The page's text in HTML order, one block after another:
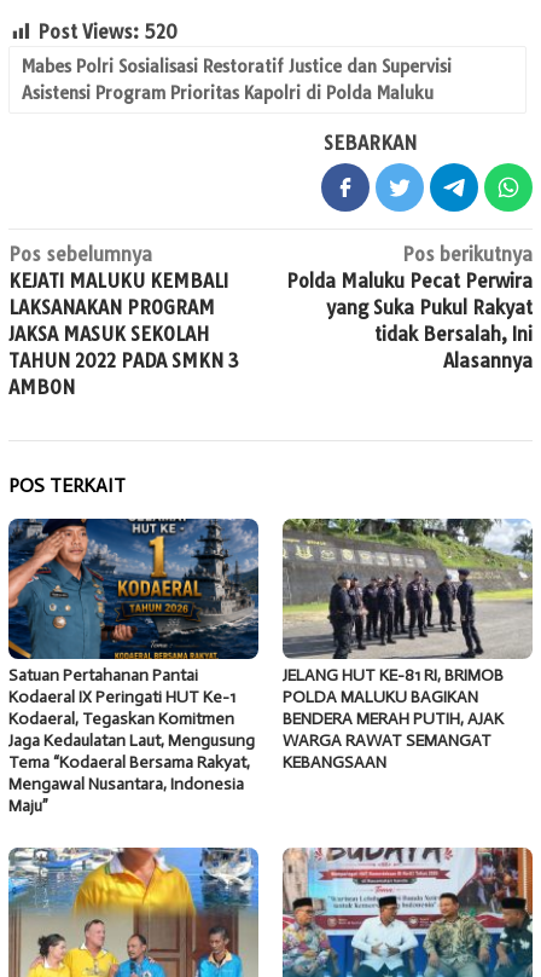
Post Views: 520
Mabes Polri Sosialisasi Restoratif Justice dan Supervisi
Asistensi Program Prioritas Kapolri di Polda Maluku
SEBARKAN
Navigasi
pos
Pos sebelumnya
KEJATI MALUKU KEMBALI
LAKSANAKAN PROGRAM
JAKSA MASUK SEKOLAH
TAHUN 2022 PADA SMKN 3
AMBON
Pos berikutnya
Polda Maluku Pecat Perwira
yang Suka Pukul Rakyat
tidak Bersalah, Ini
Alasannya
POS TERKAIT
Satuan Pertahanan Pantai
Kodaeral IX Peringati HUT Ke-1
Kodaeral, Tegaskan Komitmen
Jaga Kedaulatan Laut, Mengusung
Tema “Kodaeral Bersama Rakyat,
Mengawal Nusantara, Indonesia
Maju”
JELANG HUT KE-81 RI, BRIMOB
POLDA MALUKU BAGIKAN
BENDERA MERAH PUTIH, AJAK
WARGA RAWAT SEMANGAT
KEBANGSAAN